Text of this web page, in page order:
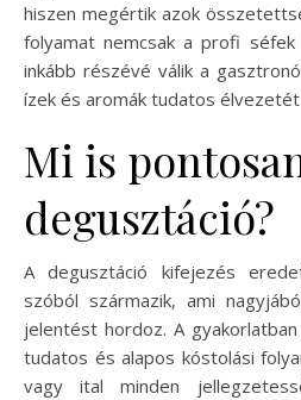
hiszen megértik azok
folyamat nemcsak a profi séfek
inkább részévé válik a
ízek és aromák tudatos
Mi is
degusztáció?
A degusztáció kifejezés
szóból származik, ami
jelentést hordoz. A
tudatos és alapos kóstolási
vagy ital minden